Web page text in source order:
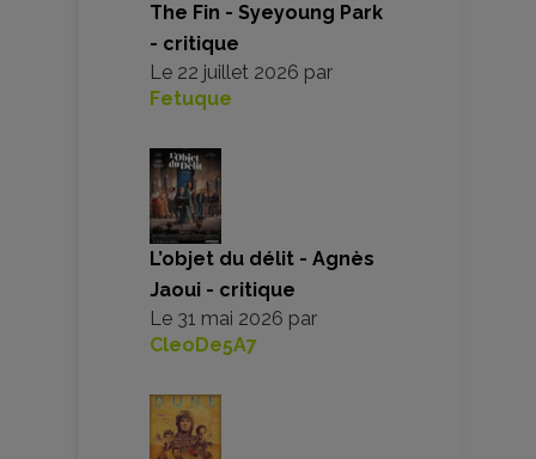
The Fin - Syeyoung Park
- critique
Le 22 juillet 2026 par
Fetuque
L’objet du délit - Agnès
Jaoui - critique
Le 31 mai 2026 par
CleoDe5A7